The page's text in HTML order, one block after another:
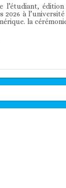
l’étudiant,
2026 à
la